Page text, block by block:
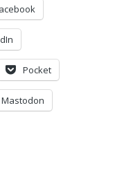
Pocket
Mastodon